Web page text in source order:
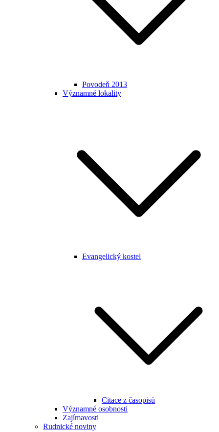
Povodeň 2013
Významné lokality
Evangelický kostel
Citace z časopisů
Významné osobnosti
Zajímavosti
Rudnické noviny